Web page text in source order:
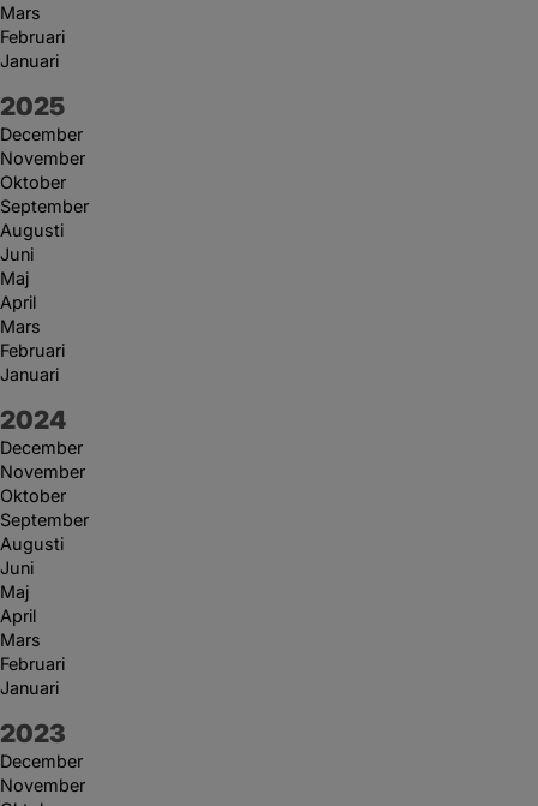
Mars
Februari
Januari
År:
2025
December
November
Oktober
September
Augusti
Juni
Maj
April
Mars
Februari
Januari
År:
2024
December
November
Oktober
September
Augusti
Juni
Maj
April
Mars
Februari
Januari
År:
2023
December
November